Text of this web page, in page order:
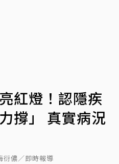
紅燈！認隱疾
撐」 真實病況
衍儂／即時報導